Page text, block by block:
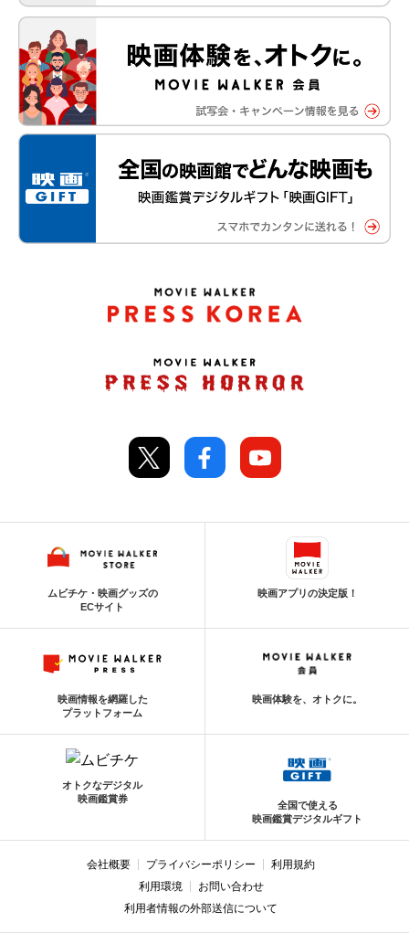
ムビチケ・映画グッズの
ECサイト
映画アプリの決定版！
映画情報を網羅した
プラットフォーム
映画体験を、オトクに。
オトクなデジタル
映画鑑賞券
全国で使える
映画鑑賞デジタルギフト
会社概要 プライバシーポリシー
利用規約
利用環境
お問い合わせ
利用者情報の外部送信について